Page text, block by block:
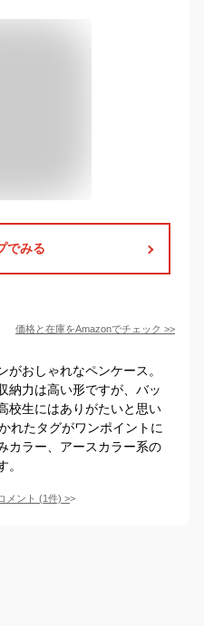
でみる
価格と在庫をAmazonでチェック >>
おしゃれなペンケース。
納力は高い形ですが、バッ
校生にはありがたいと思い
れたタグがワンポイントに
カラー、アースカラー系の
メント (1件) >